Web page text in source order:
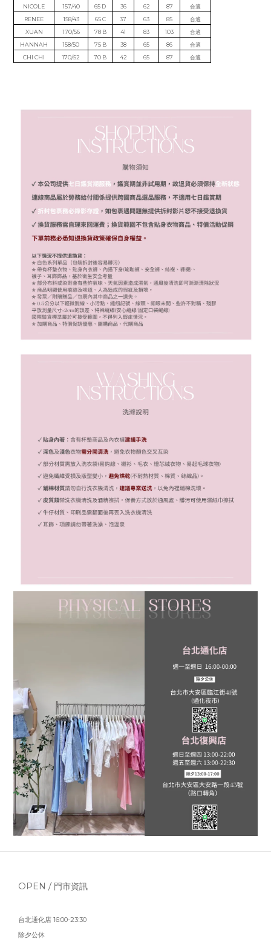
NICOLE 157/40 65 D 36 62 87
合適
RENEE
158/43 65 C 37 63 85
合適
XUAN
170/56 78 B 41 83 103
合適
HANNAH
158/50 75 B 38 65 86
合適
CHI CHI
170/52 70 B 42 65 87 合適
OPEN / 門市資訊
台北通化店 16:00-23:30
除夕公休